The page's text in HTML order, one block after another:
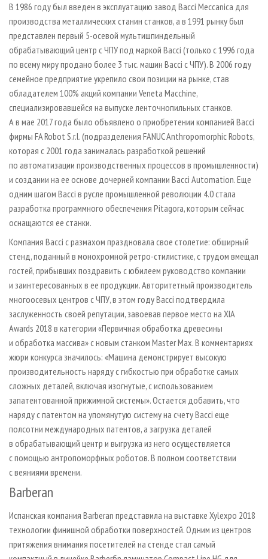
В 1986 году был введен в эксплуатацию завод Bacci Meccanica для
производства металлических станин станков, а в 1991 рынку был
представлен первый 5-осевой мультишпиндельный
обрабатывающий центр с ЧПУ под маркой Bacci (только с 1996 года
по всему миру продано более 3 тыс. машин Bacci с ЧПУ). В 2006 году
семейное предприятие укрепило свои позиции на рынке, став
обладателем 100% акций компании Veneta Macchine,
специализировавшейся на выпуске ленточнопильных станков.
А в мае 2017 года было объявлено о приобретении компанией Bacci
фирмы FA Robot S.r.l. (подразделения FANUC Anthropomorphic Robots,
которая с 2001 года занималась разработкой решений
по автоматизации производственных процессов в промышленности)
и создании на ее основе дочерней компании Bacci Automation. Еще
одним шагом Bacci в русле промышленной революции 4.0 стала
разработка программного обеспечения Pitagora, которым сейчас
оснащаются ее станки.
Компания Bacci с размахом праздновала свое столетие: обширный
стенд, поданный в монохромной ретро-стилистике, с трудом вмещал
гостей, прибывших поздравить с юбилеем руководство компании
и заинтересованных в ее продукции. Авторитетный производитель
многоосевых центров с ЧПУ, в этом году Bacci подтвердила
заслуженность своей репутации, завоевав первое место на XIA
Awards 2018 в категории «Первичная обработка древесины
и обработка массива» с новым станком Master Max. В комментариях
жюри конкурса значилось: «Машина демонстрирует высокую
производительность наряду с гибкостью при обработке самых
сложных деталей, включая изогнутые, с использованием
запатентованной прижимной системы». Остается добавить, что
наряду с патентом на упомянутую систему на счету Bacci еще
полсотни международных патентов, а загрузка деталей
в обрабатывающий центр и выгрузка из него осуществляется
с помощью антропоморфных роботов. В полном соответствии
с веяниями времени.
Barberan
Испанская компания Barberan представила на выставке Xylexpo 2018
технологии финишной обработки поверхностей. Одним из центров
притяжения внимания посетителей на стенде стал самый